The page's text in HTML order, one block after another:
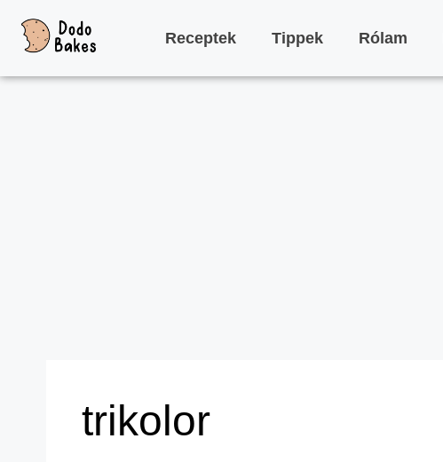
Receptek Tippek Rólam
trikolor